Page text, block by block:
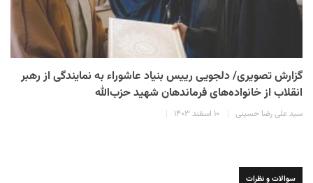
گزارش تصویری/ دلجویی رییس بنیاد عاشوراء به نمایندگی از رهبر
انقلاب از خانواده‌های فرماندهان شهید حزب‌الله
سید علی رضا حسینی ۱۰ اسفند ۱۴۰۳
سوالات و نظرات